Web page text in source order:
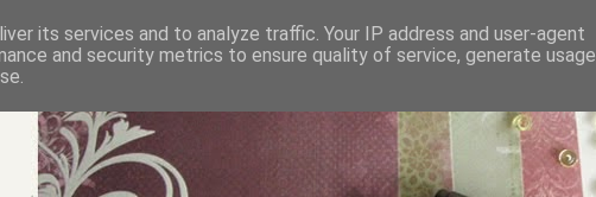
its services and to analyze traffic. Your IP address and user-agent
and security metrics to ensure quality of service, generate usage